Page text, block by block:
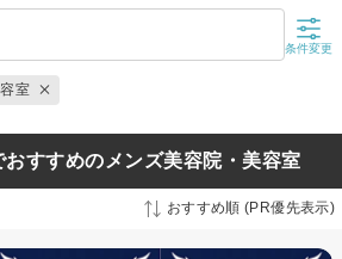
条件変更
室
すすめのメンズ美容院・美容室
おすすめ順 (PR優先表示)